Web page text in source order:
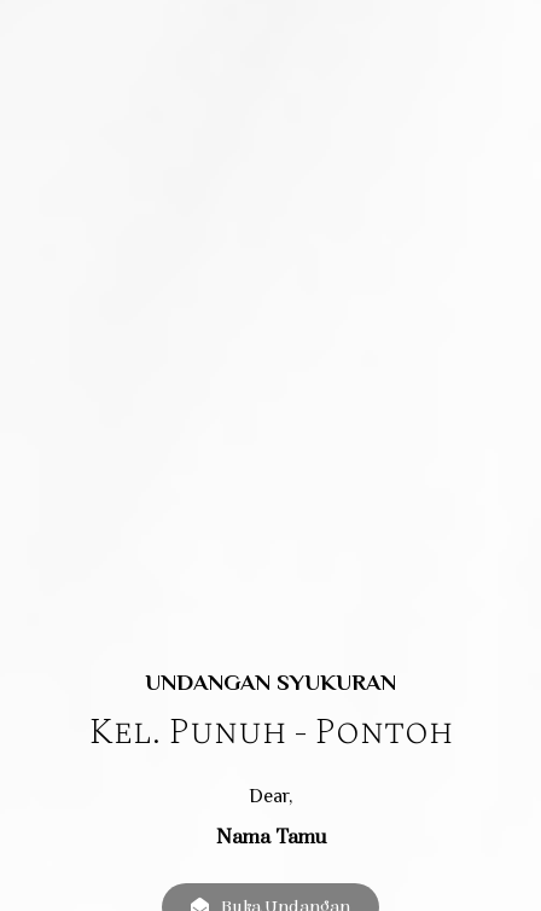
UNDANGAN SYUKURAN
Kel. Punuh - Pontoh
Dear,
Nama Tamu
Buka Undangan